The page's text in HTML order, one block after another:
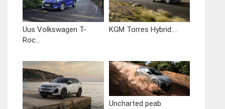
Uus Volkswagen T-
Roc...
KGM Torres Hybrid:...
Uncharted peab